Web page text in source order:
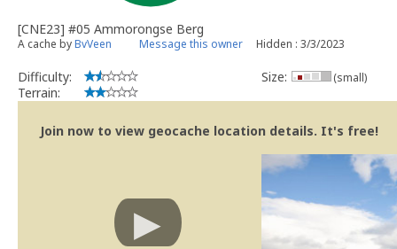
[CNE23] #05 Ammorongse Berg
A cache byBvVeen Message this owner Hidden : 3/3/2023
Difficulty:
Terrain:
Size: (small)
Join now to view geocache location details. It's free!